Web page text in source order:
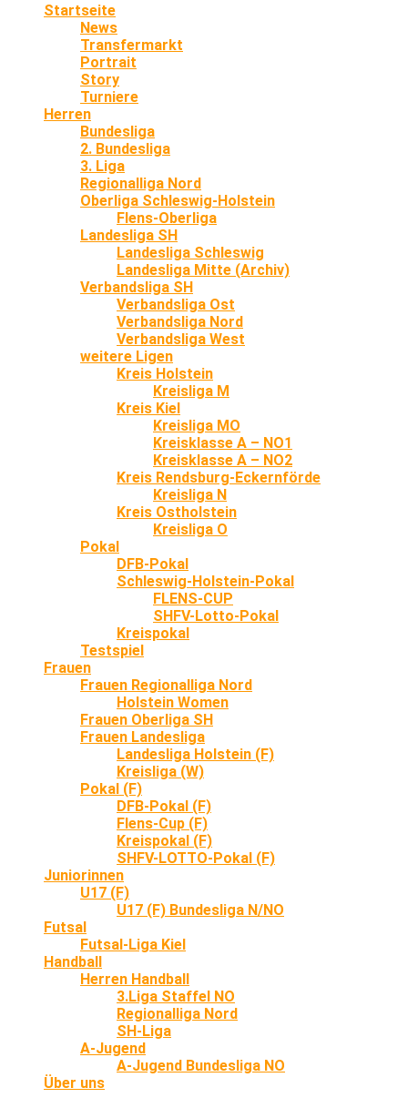
Startseite
News
Transfermarkt
Portrait
Story
Turniere
Herren
Bundesliga
2. Bundesliga
3. Liga
Regionalliga Nord
Oberliga Schleswig-Holstein
Flens-Oberliga
Landesliga SH
Landesliga Schleswig
Landesliga Mitte (Archiv)
Verbandsliga SH
Verbandsliga Ost
Verbandsliga Nord
Verbandsliga West
weitere Ligen
Kreis Holstein
Kreisliga M
Kreis Kiel
Kreisliga MO
Kreisklasse A – NO1
Kreisklasse A – NO2
Kreis Rendsburg-Eckernförde
Kreisliga N
Kreis Ostholstein
Kreisliga O
Pokal
DFB-Pokal
Schleswig-Holstein-Pokal
FLENS-CUP
SHFV-Lotto-Pokal
Kreispokal
Testspiel
Frauen
Frauen Regionalliga Nord
Holstein Women
Frauen Oberliga SH
Frauen Landesliga
Landesliga Holstein (F)
Kreisliga (W)
Pokal (F)
DFB-Pokal (F)
Flens-Cup (F)
Kreispokal (F)
SHFV-LOTTO-Pokal (F)
Juniorinnen
U17 (F)
U17 (F) Bundesliga N/NO
Futsal
Futsal-Liga Kiel
Handball
Herren Handball
3.Liga Staffel NO
Regionalliga Nord
SH-Liga
A-Jugend
A-Jugend Bundesliga NO
Über uns